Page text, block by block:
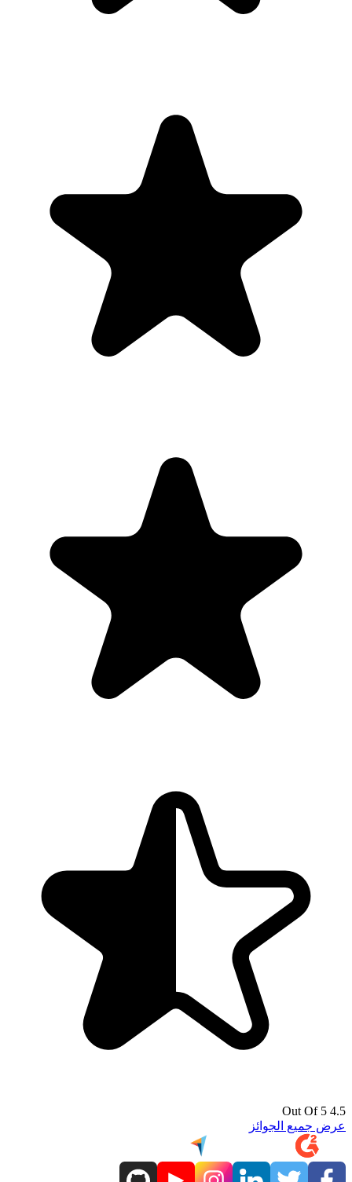
4.5 Out Of 5
عرض جميع الجوائز